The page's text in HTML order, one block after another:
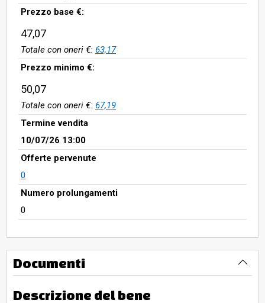
Prezzo base €:
47,07
Totale con oneri €: 63,17
Prezzo minimo €:
50,07
Totale con oneri €: 67,19
Termine vendita
10/07/26 13:00
Offerte pervenute
0
Numero prolungamenti
0
Documenti
Descrizione del bene